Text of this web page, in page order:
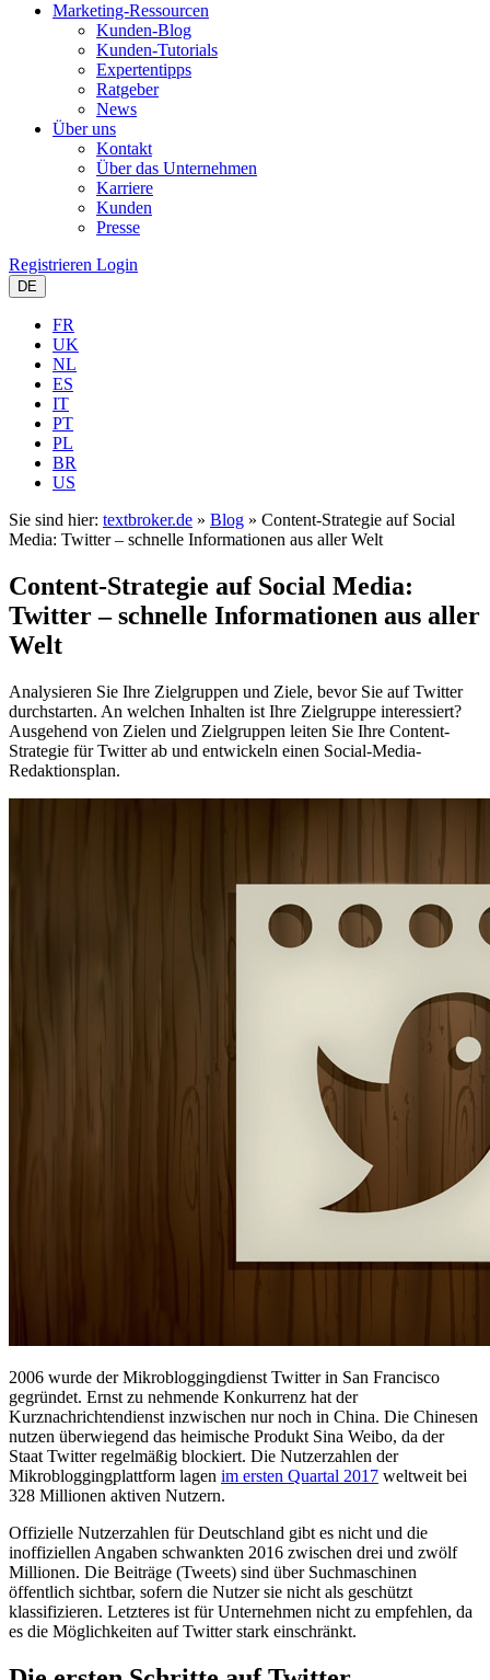
Marketing-Ressourcen
Kunden-Blog
Kunden-Tutorials
Expertentipps
Ratgeber
News
Über uns
Kontakt
Über das Unternehmen
Karriere
Kunden
Presse
Registrieren Login
DE
FR
UK
NL
ES
IT
PT
PL
BR
US
Sie sind hier: textbroker.de » Blog » Content-Strategie auf Social
Media: Twitter – schnelle Informationen aus aller Welt
Content-Strategie auf Social Media:
Twitter – schnelle Informationen aus aller
Welt
Analysieren Sie Ihre Zielgruppen und Ziele, bevor Sie auf Twitter
durchstarten. An welchen Inhalten ist Ihre Zielgruppe interessiert?
Ausgehend von Zielen und Zielgruppen leiten Sie Ihre Content-
Strategie für Twitter ab und entwickeln einen Social-Media-
Redaktionsplan.
2006 wurde der Mikrobloggingdienst Twitter in San Francisco
gegründet. Ernst zu nehmende Konkurrenz hat der
Kurznachrichtendienst inzwischen nur noch in China. Die Chinesen
nutzen überwiegend das heimische Produkt Sina Weibo, da der
Staat Twitter regelmäßig blockiert. Die Nutzerzahlen der
Mikrobloggingplattform lagen im ersten Quartal 2017 weltweit bei
328 Millionen aktiven Nutzern.
Offizielle Nutzerzahlen für Deutschland gibt es nicht und die
inoffiziellen Angaben schwankten 2016 zwischen drei und zwölf
Millionen. Die Beiträge (Tweets) sind über Suchmaschinen
öffentlich sichtbar, sofern die Nutzer sie nicht als geschützt
klassifizieren. Letzteres ist für Unternehmen nicht zu empfehlen, da
es die Möglichkeiten auf Twitter stark einschränkt.